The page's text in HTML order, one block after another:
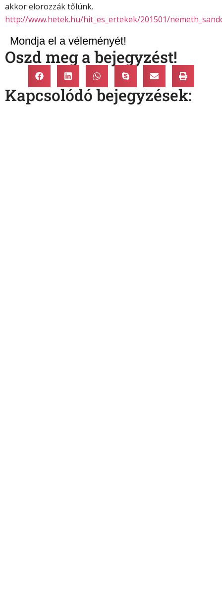
akkor elorozzák tőlünk.
http://www.hetek.hu/hit_es_ertekek/201501/
Mondja el a véleményét!
Oszd meg a bejegyzést!
Kapcsolódó bejegyzések: